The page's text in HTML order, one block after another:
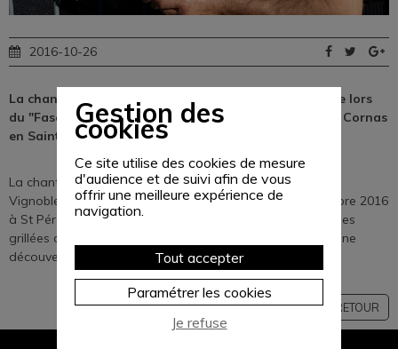
2016-10-26
La chanteuse Zaz a découvert la Châtaigne d'Ardèche lors
du "Fascinant Week-end Vignobles et Découvertes de Cornas
en Saint-Péray"
La chanteuse Zaz a participé au "Fascinant Week-end
Vignobles et Découvertes de Cornas" le samedi 22 octobre 2016
à St Péray. L'occasion pour elle de découvrir les châtaignes
grillées d'Ardèche offerte par la Ferme du Châtaignier. Une
découverte qu'elle a, de ses dires, fortement appréciée .
RETOUR
Gestion des
cookies
Ce site utilise des cookies de mesure
d'audience et de suivi afin de vous
offrir une meilleure expérience de
navigation.
Tout accepter
Paramétrer les cookies
Je refuse